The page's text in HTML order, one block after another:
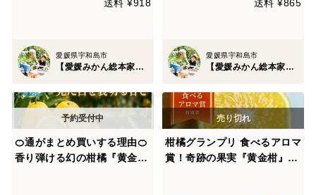
送料 ¥918
愛媛県宇和島市
【愛媛みかん総本家】山内ファーム崖上の宇和島ブランド
送料 ¥865
愛媛県宇和島市
【愛媛みかん総本家】山内ファーム崖上の宇和島ブランド
🍊通がまとめ買いする理由🍊
香り弾ける幻の柑橘『黄金
柑橘グランプリ 食べるアロマ
賞！奇跡の果実『黄金柑』ゴ